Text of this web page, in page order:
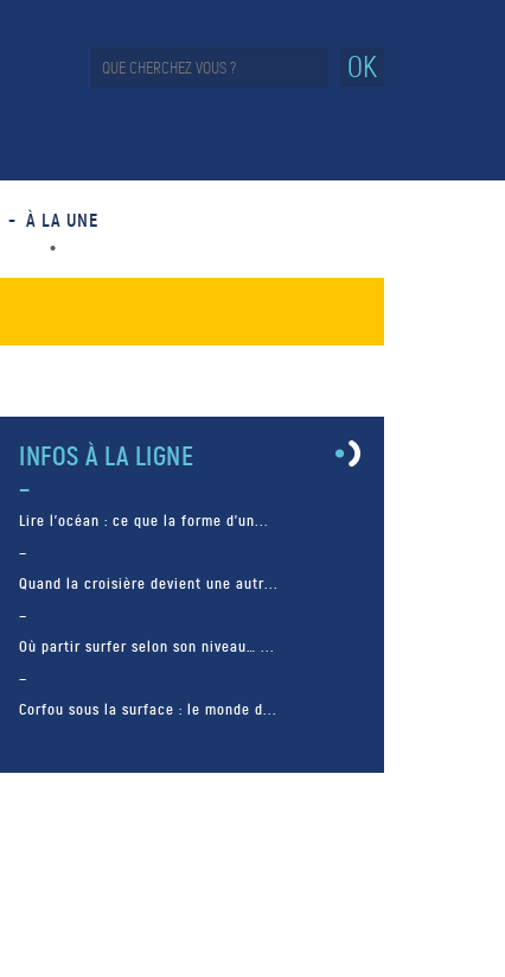
OK
À LA UNE
INFOS À LA LIGNE
Lire l’océan : ce que la forme d’un...
Quand la croisière devient une autr...
Où partir surfer selon son niveau… ...
Corfou sous la surface : le monde d...